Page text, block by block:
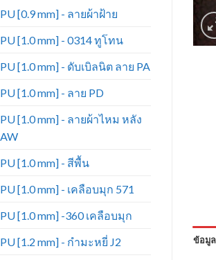
PU [0.9 mm] - ลายผ้าฝ้าย
PU [1.0 mm] - 0314 ทูโทน
PU [1.0 mm] - ดับเบิลนิต ลาย PA
PU [1.0 mm] - ลาย PD
PU [1.0 mm] - ลายผ้าไหม หลัง
AW
PU [1.0 mm] - สีพื้น
PU [1.0 mm] - เคลือบมุก 571
PU [1.0 mm] -360 เคลือบมุก
PU [1.2 mm] - กำมะหยี่ J2
ข้อมูล